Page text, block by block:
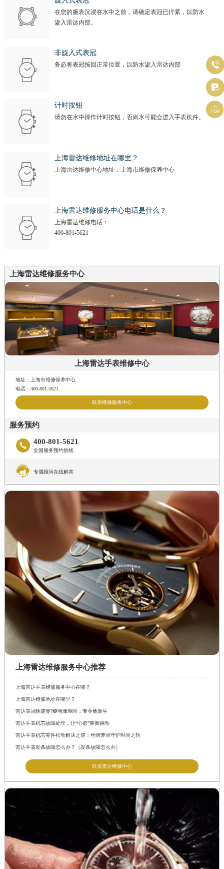
在您的腕表沉浸在水中之前，请确定表冠已拧紧，以防水
渗入雷达内部。
非旋入式表冠
务必将表冠按回正常位置，以防水渗入雷达内部
计时按钮
请勿在水中操作计时按钮，否则水可能会进入手表机件。
上海雷达维修地址在哪里？
上海雷达维修中心地址：上海市维修保养中心
上海雷达维修服务中心电话是什么？
上海雷达维修电话：
400-801-5621
上海雷达维修服务中心
上海雷达手表维修中心
地址：上海市维修保养中心
电话：400-801-5621
联系维修服务中心
服务预约
 400-801-5621
全国服务预约热线
 专属顾问在线解答
上海雷达维修服务中心推荐
上海雷达手表维修服务中心在哪？
上海雷达维修地址在哪里？
雷达表冠锈迹显?黎明珊瑚间，专业焕新生
雷达手表机芯故障处理，让“心脏”重新跳动
雷达手表机芯零件松动解决之道：丝绸梦境守护时间之轮
雷达手表发条故障怎么办？（发条故障怎么办）
联系雷达维修中心


